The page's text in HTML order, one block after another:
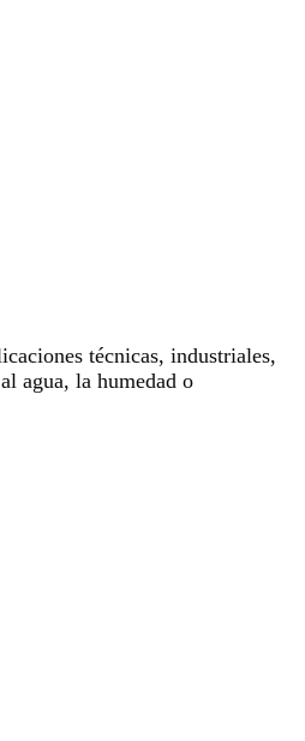
técnicas, industriales,
agua, la humedad o